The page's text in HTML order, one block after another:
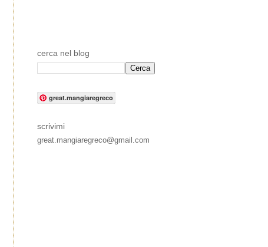
cerca nel blog
great.mangiaregreco
scrivimi
great.mangiaregreco@gmail.com